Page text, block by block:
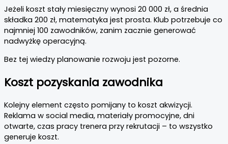
Jeżeli koszt stały miesięczny wynosi 20 000 zł, a średnia
składka 200 zł, matematyka jest prosta. Klub potrzebuje co
najmniej 100 zawodników, zanim zacznie generować
nadwyżkę operacyjną.
Bez tej wiedzy planowanie rozwoju jest pozorne.
Koszt pozyskania zawodnika
Kolejny element często pomijany to koszt akwizycji.
Reklama w social media, materiały promocyjne, dni
otwarte, czas pracy trenera przy rekrutacji – to wszystko
generuje koszt.